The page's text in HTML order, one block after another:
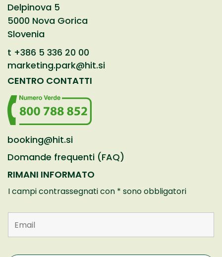
Delpinova 5
5000 Nova Gorica
Slovenia
t +386 5 336 20 00
marketing.park@hit.si
CENTRO CONTATTI
booking@hit.si
Domande frequenti (FAQ)
RIMANI INFORMATO
I campi contrassegnati con * sono obbligatori